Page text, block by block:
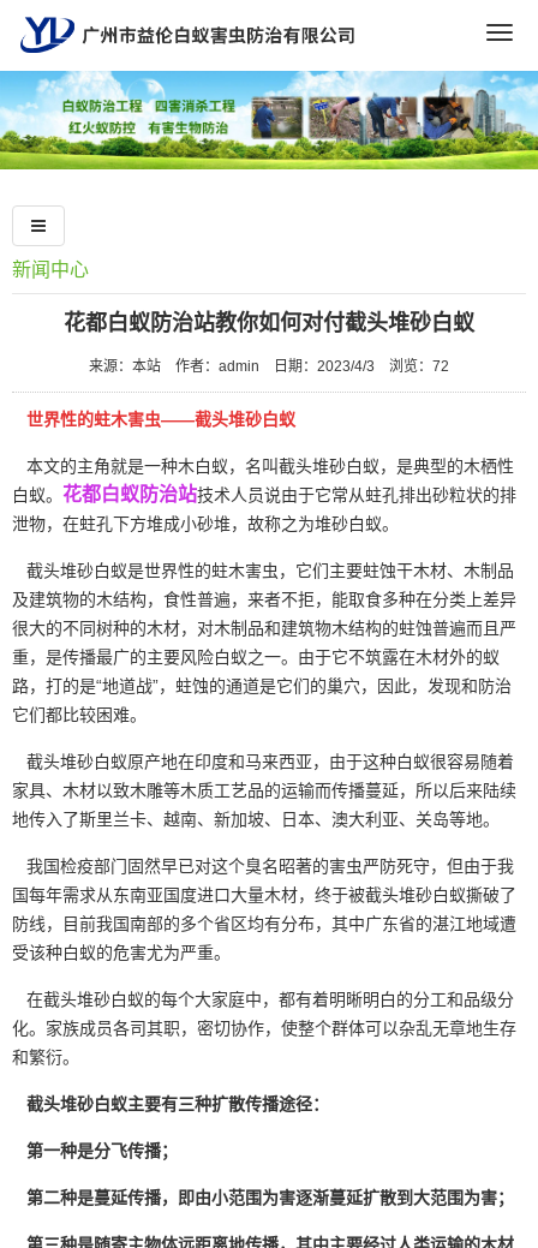
新闻中心
花都白蚁防治站教你如何对付截头堆砂白蚁
来源：本站 作者：admin 日期：2023/4/3 浏览： 72
世界性的蛀木害虫——截头堆砂白蚁
本文的主角就是一种木白蚁，名叫截头堆砂白蚁，是典型的木栖性
白蚁。 花都白蚁防治站技术人员说由于它常从蛀孔排出砂粒状的排
泄物，在蛀孔下方堆成小砂堆，故称之为堆砂白蚁。
截头堆砂白蚁是世界性的蛀木害虫，它们主要蛀蚀干木材、木制品
及建筑物的木结构，食性普遍，来者不拒，能取食多种在分类上差异
很大的不同树种的木材，对木制品和建筑物木结构的蛀蚀普遍而且严
重，是传播最广的主要风险白蚁之一。由于它不筑露在木材外的蚁
路，打的是“地道战”，蛀蚀的通道是它们的巢穴，因此，发现和防治
它们都比较困难。
截头堆砂白蚁原产地在印度和马来西亚，由于这种白蚁很容易随着
家具、木材以致木雕等木质工艺品的运输而传播蔓延，所以后来陆续
地传入了斯里兰卡、越南、新加坡、日本、澳大利亚、关岛等地。
我国检疫部门固然早已对这个臭名昭著的害虫严防死守，但由于我
国每年需求从东南亚国度进口大量木材，终于被截头堆砂白蚁撕破了
防线，目前我国南部的多个省区均有分布，其中广东省的湛江地域遭
受该种白蚁的危害尤为严重。
在截头堆砂白蚁的每个大家庭中，都有着明晰明白的分工和品级分
化。家族成员各司其职，密切协作，使整个群体可以杂乱无章地生存
和繁衍。
截头堆砂白蚁主要有三种扩散传播途径：
第一种是分飞传播；
第二种是蔓延传播，即由小范围为害逐渐蔓延扩散到大范围为害；
第三种是随寄主物体远距离地传播，其中主要经过人类运输的木材